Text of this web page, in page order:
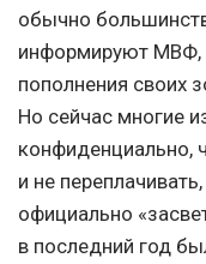
обычно
информируют МВФ,
пополнения своих
Но сейчас многие
конфиденциально,
и не
официально
в последний год